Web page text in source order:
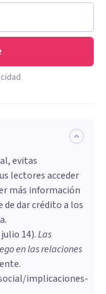
evitas
lectores acceder
más información
de dar crédito a los
julio 14).Las
en las relaciones
implicaciones-